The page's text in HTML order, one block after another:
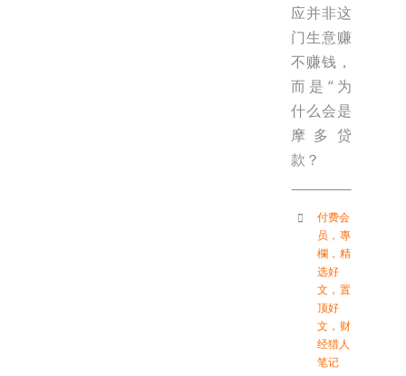
应并非这
门生意赚
不赚钱，
而是“为
什么会是
摩多贷
款？
付费会
员 ， 專
欄 ， 精
选好
文 ， 置
顶好
文 ， 财
经猎人
笔记